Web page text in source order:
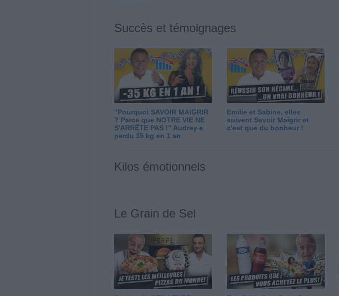
Succès et témoignages
"Pourquoi SAVOIR MAIGRIR
? Parce que NOTRE VIE NE
S'ARRÊTE PAS !" Audrey a
perdu 35 kg en 1 an
Emilie et Sabine, elles
suivent Savoir Maigrir et
c'est que du bonheur !
Kilos émotionnels
Le Grain de Sel